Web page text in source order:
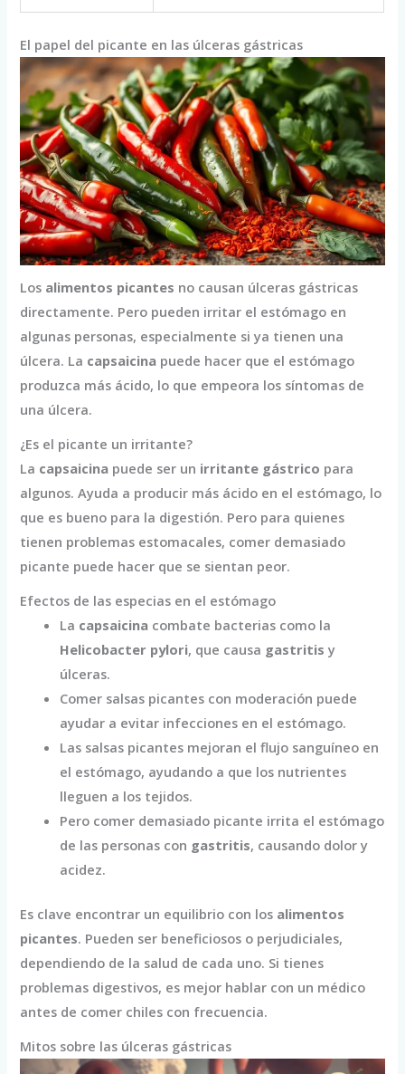
El papel del picante en las úlceras gástricas
Los alimentos picantes no causan úlceras gástricas
directamente. Pero pueden irritar el estómago en
algunas personas, especialmente si ya tienen una
úlcera. La capsaicina puede hacer que el estómago
produzca más ácido, lo que empeora los síntomas de
una úlcera.
¿Es el picante un irritante?
La capsaicina puede ser un irritante gástrico para
algunos. Ayuda a producir más ácido en el estómago, lo
que es bueno para la digestión. Pero para quienes
tienen problemas estomacales, comer demasiado
picante puede hacer que se sientan peor.
Efectos de las especias en el estómago
La capsaicina combate bacterias como la
Helicobacter pylori, que causa gastritis y
úlceras.
Comer salsas picantes con moderación puede
ayudar a evitar infecciones en el estómago.
Las salsas picantes mejoran el flujo sanguíneo en
el estómago, ayudando a que los nutrientes
lleguen a los tejidos.
Pero comer demasiado picante irrita el estómago
de las personas con gastritis, causando dolor y
acidez.
Es clave encontrar un equilibrio con los alimentos
picantes. Pueden ser beneficiosos o perjudiciales,
dependiendo de la salud de cada uno. Si tienes
problemas digestivos, es mejor hablar con un médico
antes de comer chiles con frecuencia.
Mitos sobre las úlceras gástricas